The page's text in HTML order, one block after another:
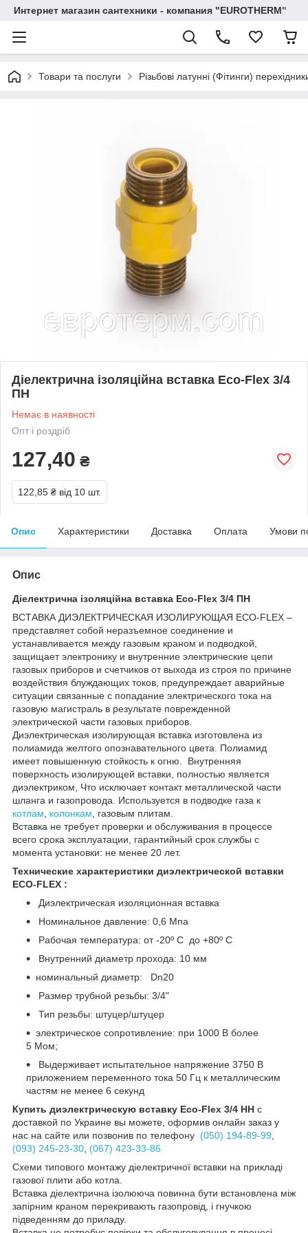
Интернет магазин сантехники - компания "EUROTHERM"
Товари та послуги Різьбові латунні (Фітинги)
Діелектрична ізоляційна вставка Eco-Flex 3/4
ПН
Немає в наявності
Опт і роздріб
127,40 ₴
122,85 ₴ від 10 шт.
Опис Характеристики Доставка Оплата Умови
Опис
Діелектрична ізоляційна вставка Eco-Flex 3/4 ПН
ВСТАВКА ДИЭЛЕКТРИЧЕСКАЯ ИЗОЛИРУЮЩАЯ ECO-FLEX –
представляет собой неразъемное соединение и
устанавливается между газовым краном и подводкой,
защищает электронику и внутренние электрические цепи
газовых приборов и счетчиков от выхода из строя по причине
воздействия блуждающих токов, предупреждает аварийные
ситуации связанные с попадание электрического тока на
газовую магистраль в результате поврежденной
электрической части газовых приборов.
Диэлектрическая изолирующая вставка изготовлена из
полиамида желтого опознавательного цвета. Полиамид
имеет повышенную стойкость к огню. Внутренняя
поверхность изолирующей вставки, полностью является
диэлектриком, Что исключает контакт металлической части
шланга и газопровода. Используется в подводке газа к
котлам
колонкам , газовым плитам.
Вставка не требует проверки и обслуживания в процессе
всего срока эксплуатации, гарантийный срок службы с
момента установки: не менее 20 лет.
Технические характеристики диэлектрической вставки
ECO-FLEX :
Диэлектрическая изоляционная вставка
Номинальное давление: 0,6 Мпа
Рабочая температура: от -20º С до +80º С
Внутренний диаметр прохода: 10 мм
номинальный диаметр: Dn20
Размер трубной резьбы: 3/4"
Тип резьбы: штуцер/штуцер
электрическое сопротивление: при 1000 В более
5 Мом;
Выдерживает испытательное напряжение 3750 В
приложением переменного тока 50 Гц к металлическим
частям не менее 6 секунд
Купить диэлектрическую вставку Eco-Flex 3/4 НН с
доставкой по Украине вы можете, оформив онлайн заказ у
нас на сайте или позвонив по телефону (050) 194-89-99
(093) 245-23-30 (067) 423-33-86
Схеми типового монтажу діелектричної вставки на прикладі
газової плити або котла.
Вставка діелектрична ізолююча повинна бути встановлена між
запірним краном перекривають газопровід, і гнучкою
підведенням до приладу.